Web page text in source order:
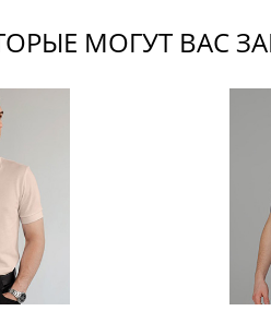
МОГУТ ВАС